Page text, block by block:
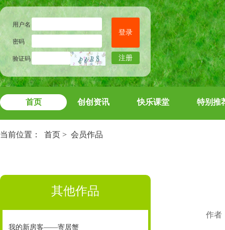
用户名
密码
验证码
登录
注册
首页 创创资讯 快乐课堂 特别推
当前位置： 首页 > 会员作品
其他作品
我的新房客——寄居蟹
作者